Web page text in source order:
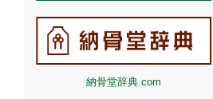
納骨堂辞典.com